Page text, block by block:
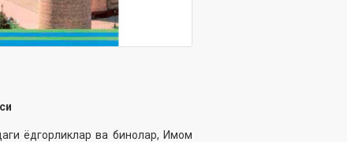
ёдгорликлар ва бинолар, Имом